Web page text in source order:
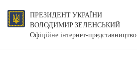
ПРЕЗИДЕНТ УКРАЇНИ
ВОЛОДИМИР ЗЕЛЕНСЬКИЙ
Офіційне інтернет-представництво